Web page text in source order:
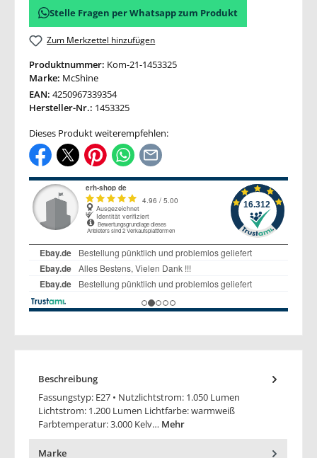
Stelle Fragen per Whatsapp zum Produkt
Zum Merkzettel hinzufügen
Produktnummer: Kom-21-1453325
Marke: McShine
EAN: 4250967339354
Hersteller-Nr.: 1453325
Dieses Produkt weiterempfehlen:
Beschreibung
Fassungstyp: E27 • Nutzlichtstrom: 1.050 Lumen
Lichtstrom: 1.200 Lumen Lichtfarbe: warmweiß
Farbtemperatur: 3.000 Kelv… Mehr
Marke